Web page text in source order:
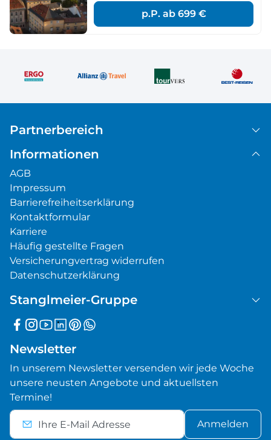
p.P. ab 699 €
Partnerbereich
Informationen
AGB
Impressum
Barrierefreiheitserklärung
Kontaktformular
Karriere
Häufig gestellte Fragen
Versicherungvertrag widerrufen
Datenschutzerklärung
Stanglmeier-Gruppe
Newsletter
In unserem Newsletter versenden wir jede Woche
unsere neusten Angebote und aktuellsten
Termine!
Anmelden